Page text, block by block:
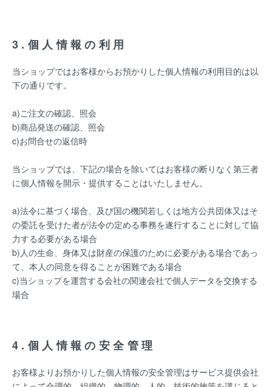
3.個人情報の利用
当ショップではお客様からお預かりした個人情報の利用目的は以
下の通りです。
a)ご注文の確認、照会
b)商品発送の確認、照会
c)お問合せの返信時
当ショップでは、下記の場合を除いてはお客様の断りなく第三者
に個人情報を開示・提供することはいたしません。
a)法令に基づく場合、及び国の機関若しくは地方公共団体又はそ
の委託を受けた者が法令の定める事務を遂行することに対して協
力する必要がある場合
b)人の生命、身体又は財産の保護のために必要がある場合であっ
て、本人の同意を得ることが困難である場合
c)当ショップを運営する会社の関連会社で個人データを交換する
場合
4.個人情報の安全管理
お客様よりお預かりした個人情報の安全管理はサービス提供会社